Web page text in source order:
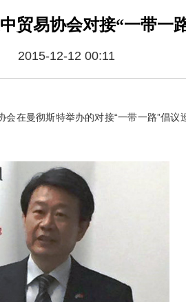
贸易协会对接“一带一
2015-12-12 00:11
在曼彻斯特举办的对接“一带一路”倡